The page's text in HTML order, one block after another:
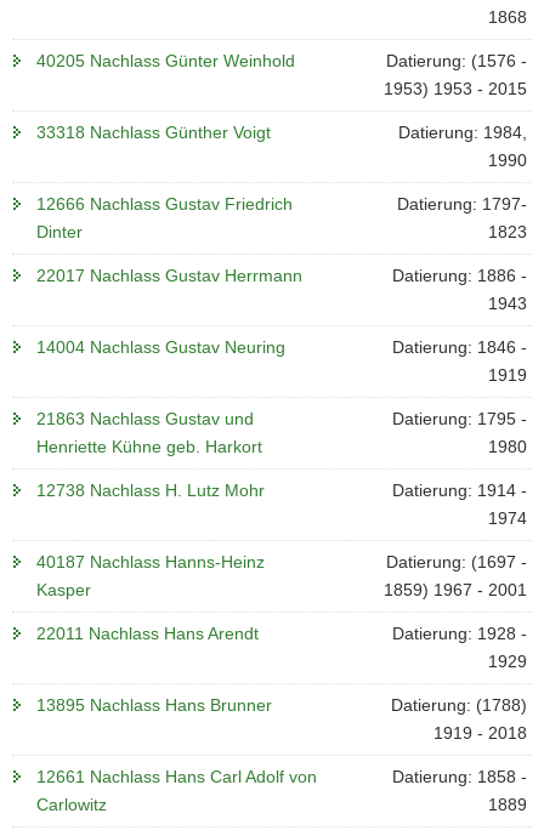
1868
40205 Nachlass Günter Weinhold
Datierung: (1576 -
1953) 1953 - 2015
33318 Nachlass Günther Voigt
Datierung: 1984,
1990
12666 Nachlass Gustav Friedrich
Dinter
Datierung: 1797-
1823
22017 Nachlass Gustav Herrmann
Datierung: 1886 -
1943
14004 Nachlass Gustav Neuring
Datierung: 1846 -
1919
21863 Nachlass Gustav und
Henriette Kühne geb. Harkort
Datierung: 1795 -
1980
12738 Nachlass H. Lutz Mohr
Datierung: 1914 -
1974
40187 Nachlass Hanns-Heinz
Kasper
Datierung: (1697 -
1859) 1967 - 2001
22011 Nachlass Hans Arendt
Datierung: 1928 -
1929
13895 Nachlass Hans Brunner
Datierung: (1788)
1919 - 2018
12661 Nachlass Hans Carl Adolf von
Carlowitz
Datierung: 1858 -
1889